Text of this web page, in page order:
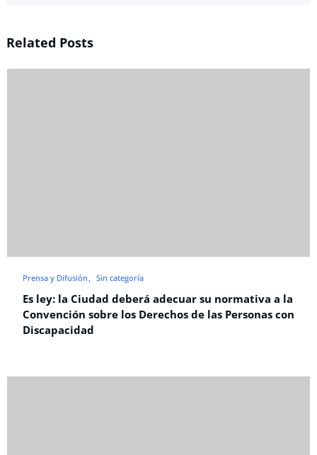
Related Posts
Prensa y Difusión Sin categoría
Es ley: la Ciudad deberá adecuar su normativa a la
Convención sobre los Derechos de las Personas con
Discapacidad